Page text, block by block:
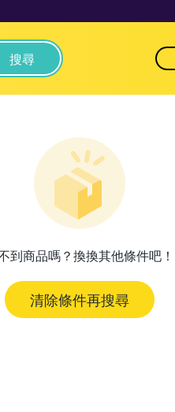
搜尋
到商品嗎？換換其他條件吧！
清除條件再搜尋